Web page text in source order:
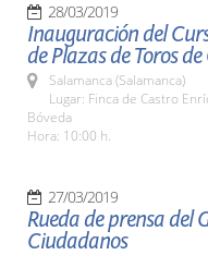
28/03/2019
Inauguración del
de Plazas de Toros de
Salamanca (Salamanca)
Lugar: Finca de Castro
Bóveda
Hora: 10:00 h.
27/03/2019
Rueda de prensa del
Ciudadanos